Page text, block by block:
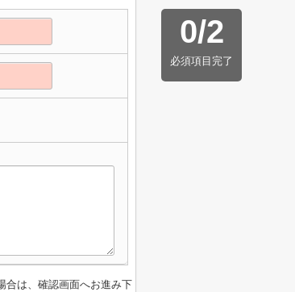
0/2
必須項目完了
合は、確認画面へお進み下